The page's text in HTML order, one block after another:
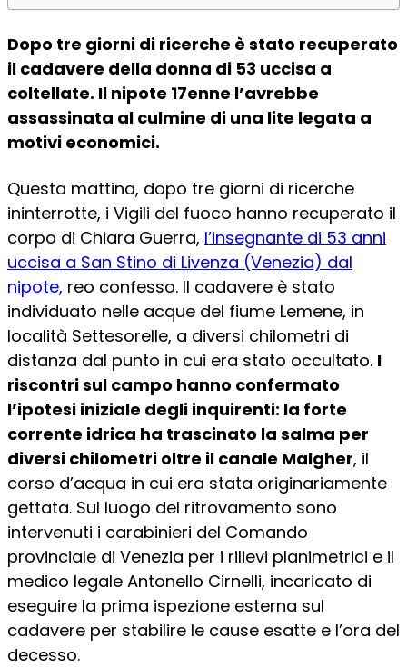
Dopo tre giorni di ricerche è stato recuperato
il cadavere della donna di 53 uccisa a
coltellate. Il nipote 17enne l’avrebbe
assassinata al culmine di una lite legata a
motivi economici.
Questa mattina, dopo tre giorni di ricerche
ininterrotte, i Vigili del fuoco hanno recuperato il
corpo di Chiara Guerra, l’insegnante di 53 anni
uccisa a San Stino di Livenza (Venezia) dal
nipote, reo confesso. Il cadavere è stato
individuato nelle acque del fiume Lemene, in
località Settesorelle, a diversi chilometri di
distanza dal punto in cui era stato occultato. I
riscontri sul campo hanno confermato
l’ipotesi iniziale degli inquirenti: la forte
corrente idrica ha trascinato la salma per
diversi chilometri oltre il canale Malgher, il
corso d’acqua in cui era stata originariamente
gettata. Sul luogo del ritrovamento sono
intervenuti i carabinieri del Comando
provinciale di Venezia per i rilievi planimetrici e il
medico legale Antonello Cirnelli, incaricato di
eseguire la prima ispezione esterna sul
cadavere per stabilire le cause esatte e l’ora del
decesso.